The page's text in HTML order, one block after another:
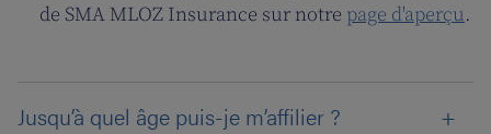
de SMA MLOZ Insurance sur notre page d'aperçu.
Jusqu’à quel âge puis-je m’affilier ?